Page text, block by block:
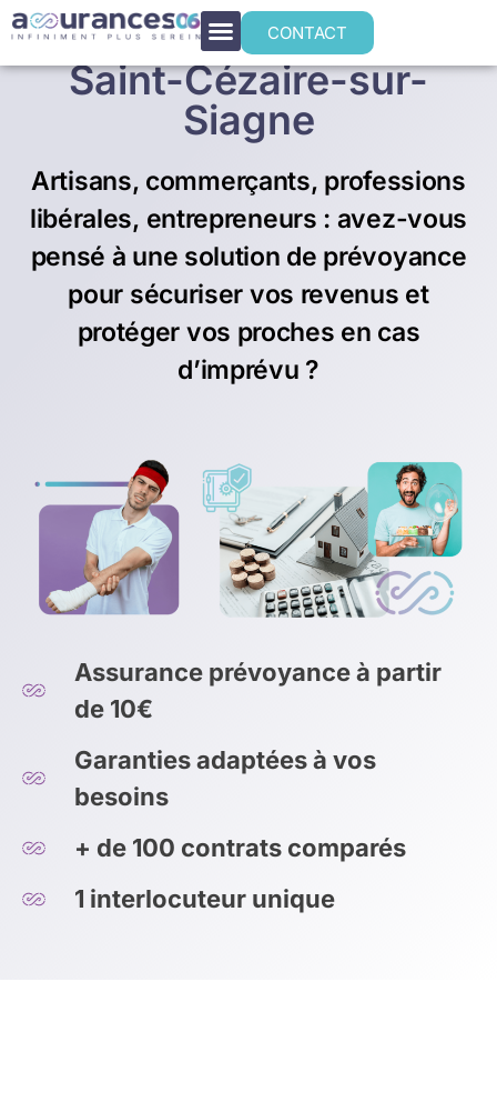
CONTACT
Prévoyance TNS à
Saint-Cézaire-sur-
Siagne
Artisans, commerçants, professions
libérales, entrepreneurs : avez-vous
pensé à une solution de prévoyance
pour sécuriser vos revenus et
protéger vos proches en cas
d’imprévu ?
Assurance prévoyance à partir
de 10€
Garanties adaptées à vos
besoins
+ de 100 contrats comparés
1 interlocuteur unique